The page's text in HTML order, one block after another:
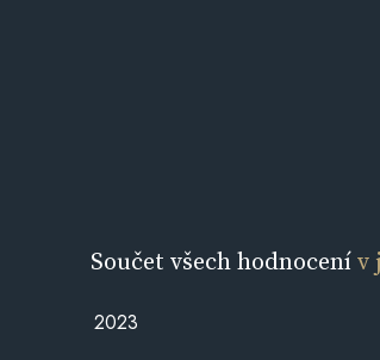
Součet všech hodnocenív
2023